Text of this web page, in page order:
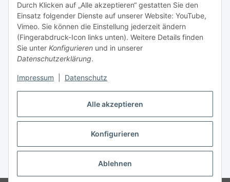
Alle akzeptieren
Konfigurieren
Ablehnen
Durch Klicken auf „Alle akzeptieren“ gestatten Sie den
Einsatz folgender Dienste auf unserer Website: YouTube,
Vimeo. Sie können die Einstellung jederzeit ändern
(Fingerabdruck-Icon links unten). Weitere Details finden
Sie unter Konfigurieren und in unserer
Datenschutzerklärung.
Impressum Datenschutz
Zahlungsinformationen
Versandinformationen
Vertrag widerrufen
* Alle Preise inkl. gesetzlicher USt., zzgl.Versand